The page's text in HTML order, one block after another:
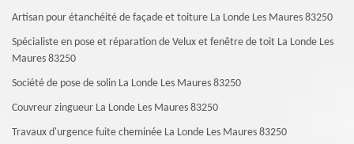
Artisan pour étanchéité de façade et toiture La Londe Les Maures 83250
Spécialiste en pose et réparation de Velux et fenêtre de toit La Londe Les
Maures 83250
Société de pose de solin La Londe Les Maures 83250
Couvreur zingueur La Londe Les Maures 83250
Travaux d'urgence fuite cheminée La Londe Les Maures 83250